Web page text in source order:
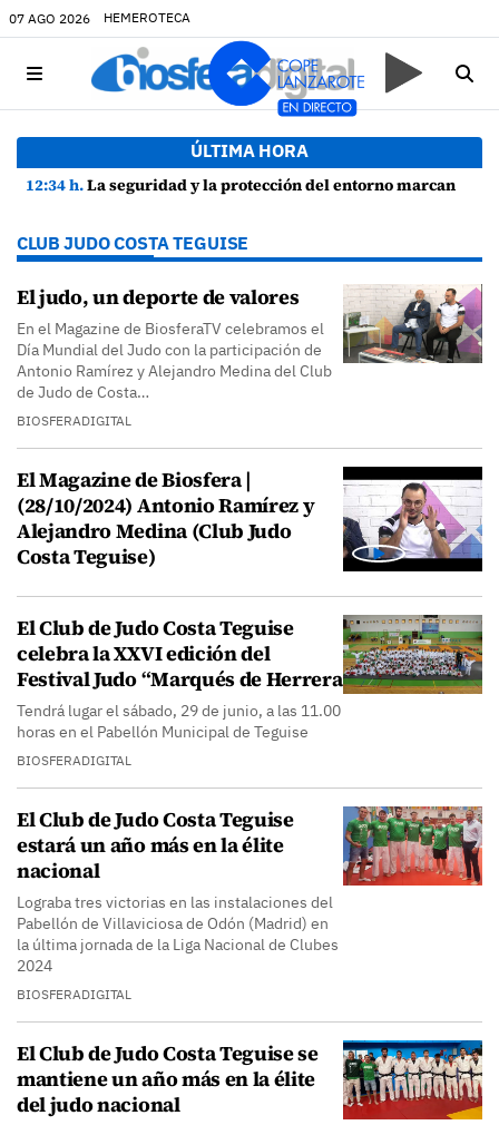
07 AGO 2026 HEMEROTECA
ÚLTIMA HORA
12:34 h.La seguridad y la protección del entorno marcan la planificación de las Fiestas de La Caleta de Famara
CLUB JUDO COSTA TEGUISE
El judo, un deporte de valores
En el Magazine de BiosferaTV celebramos el
Día Mundial del Judo con la participación de
Antonio Ramírez y Alejandro Medina del Club
de Judo de Costa…
BIOSFERADIGITAL
El Magazine de Biosfera |
(28/10/2024) Antonio Ramírez y
Alejandro Medina (Club Judo
Costa Teguise)
El Club de Judo Costa Teguise
celebra la XXVI edición del
Festival Judo “Marqués de Herrera
Tendrá lugar el sábado, 29 de junio, a las 11.00
horas en el Pabellón Municipal de Teguise
BIOSFERADIGITAL
El Club de Judo Costa Teguise
estará un año más en la élite
nacional
Lograba tres victorias en las instalaciones del
Pabellón de Villaviciosa de Odón (Madrid) en
la última jornada de la Liga Nacional de Clubes
2024
BIOSFERADIGITAL
El Club de Judo Costa Teguise se
mantiene un año más en la élite
del judo nacional